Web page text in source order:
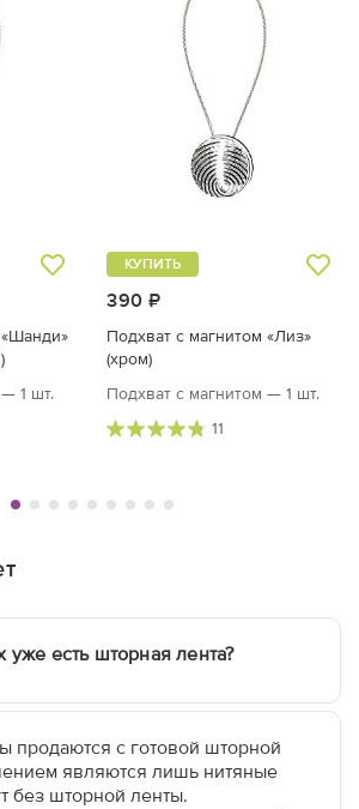
1 шт.
390 ₽
КУПИТЬ
Подхват с магнитом «Лиз»
(хром)
Подхват с магнитом — 1 шт.
11
уже есть шторная лента?
продаются с готовой шторной
являются лишь нитяные
без шторной ленты.